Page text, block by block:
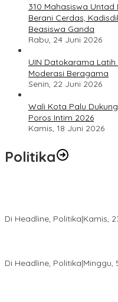
310 Mahasiswa
Berani Cerdas,
Beasiswa Ganda
Rabu, 24 Juni 2026
UIN Datokarama
Moderasi Beragama
Senin, 22 Juni 2026
Wali Kota Palu
Poros Intim 2026
Kamis, 18 Juni 2026
Politika
Di Headline, Politika|Kamis,
Di Headline, Politika|Minggu,